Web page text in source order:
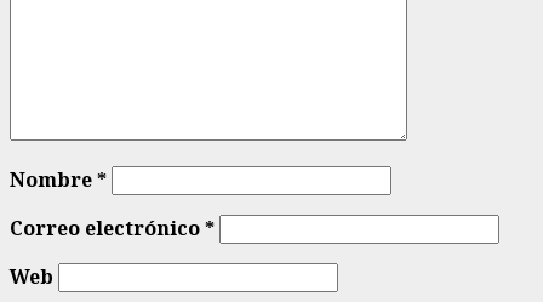
Nombre*
Correo electrónico*
Web